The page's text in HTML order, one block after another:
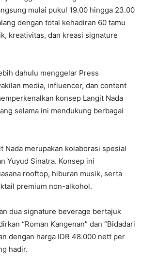
mulai pukul 19.00 hingga 23.00
dengan total kehadiran 60 tamu
kreativitas, dan kreasi signature
dahulu menggelar Press
media, influencer, dan content
konsep Langit Nada
selama ini mendukung berbagai
Nada merupakan kolaborasi spesial
Yuyud Sinatra. Konsep ini
rooftop, hiburan musik, serta
premium non-alkohol.
dua signature beverage bertajuk
“Roman Kangenan” dan “Bidadari
dengan harga IDR 48.000 nett per
hadir.